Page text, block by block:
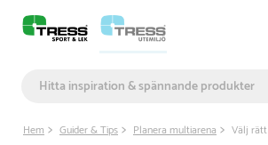
Hem Guider & Tips Planera multiarena Välj